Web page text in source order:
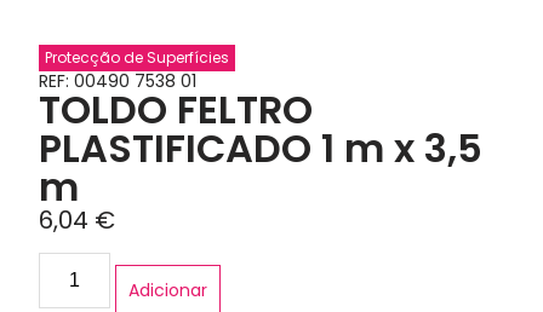
Protecção de Superfícies
REF: 00490 7538 01
TOLDO FELTRO
PLASTIFICADO 1 m x 3,5
m
6,04 €
Adicionar